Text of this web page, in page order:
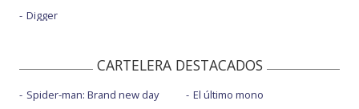
Digger
CARTELERA DESTACADOS
Spider-man: Brand new day
El último mono